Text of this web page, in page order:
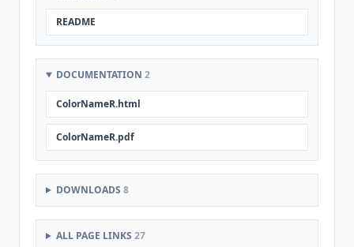
README
DOCUMENTATION 2
ColorNameR.html
ColorNameR.pdf
DOWNLOADS 8
ALL PAGE LINKS 27